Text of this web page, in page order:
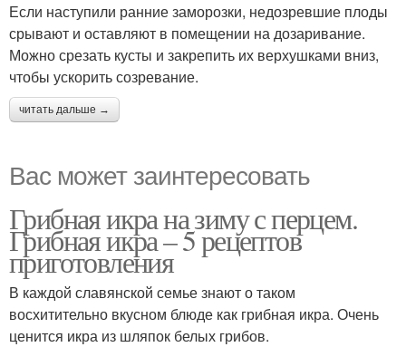
Если наступили ранние заморозки, недозревшие плоды
срывают и оставляют в помещении на дозаривание.
Можно срезать кусты и закрепить их верхушками вниз,
чтобы ускорить созревание.
читать дальше →
Вас может заинтересовать
Грибная икра на зиму с перцем.
Грибная икра – 5 рецептов
приготовления
В каждой славянской семье знают о таком
восхитительно вкусном блюде как грибная икра. Очень
ценится икра из шляпок белых грибов.